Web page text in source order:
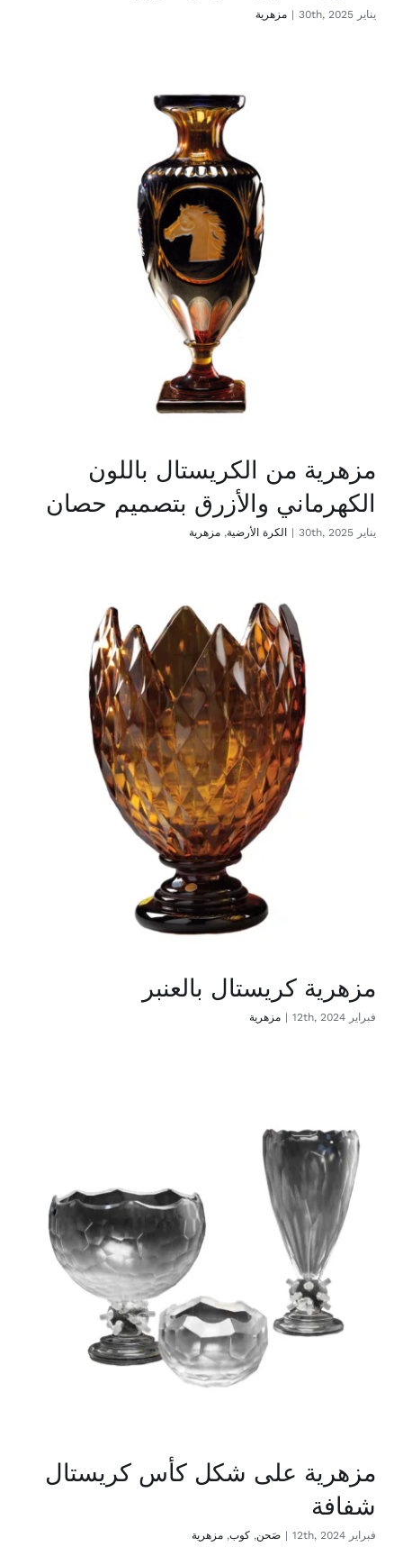
يناير 30th, 2025 | مزهرية
مزهرية من الكريستال باللون
الكهرماني والأزرق بتصميم حصان
يناير 30th, 2025 | الكرة الأرضية, مزهرية
مزهرية كريستال بالعنبر
فبراير 12th, 2024 | مزهرية
مزهرية على شكل كأس كريستال
شفافة
فبراير 12th, 2024 | صَحن, كوب, مزهرية